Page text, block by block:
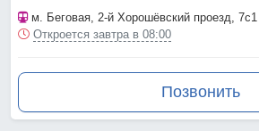
м. Беговая, 2-й Хорошёвский проезд, 7с1
Откроется завтра в 08:00
Позвонить